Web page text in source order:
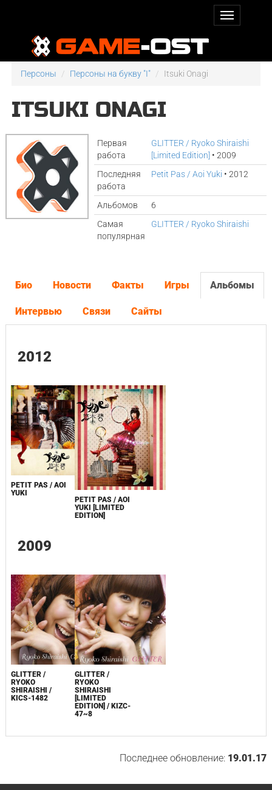
Персоны Персоны на букву "I" Itsuki Onagi
ITSUKI ONAGI
Первая
работа
GLITTER / Ryoko Shiraishi
[Limited Edition] • 2009
Последняя
работа
Petit Pas / Aoi Yuki • 2012
Альбомов
6
Самая
популярная
GLITTER / Ryoko Shiraishi
Био Новости Факты Игры Альбомы
Интервью Связи Сайты
2012
PETIT PAS / AOI
YUKI
PETIT PAS / AOI
YUKI [LIMITED
EDITION]
2009
GLITTER /
RYOKO
SHIRAISHI /
KICS-1482
GLITTER /
RYOKO
SHIRAISHI
[LIMITED
EDITION] / KIZC-
47~8
Последнее обновление: 19.01.17